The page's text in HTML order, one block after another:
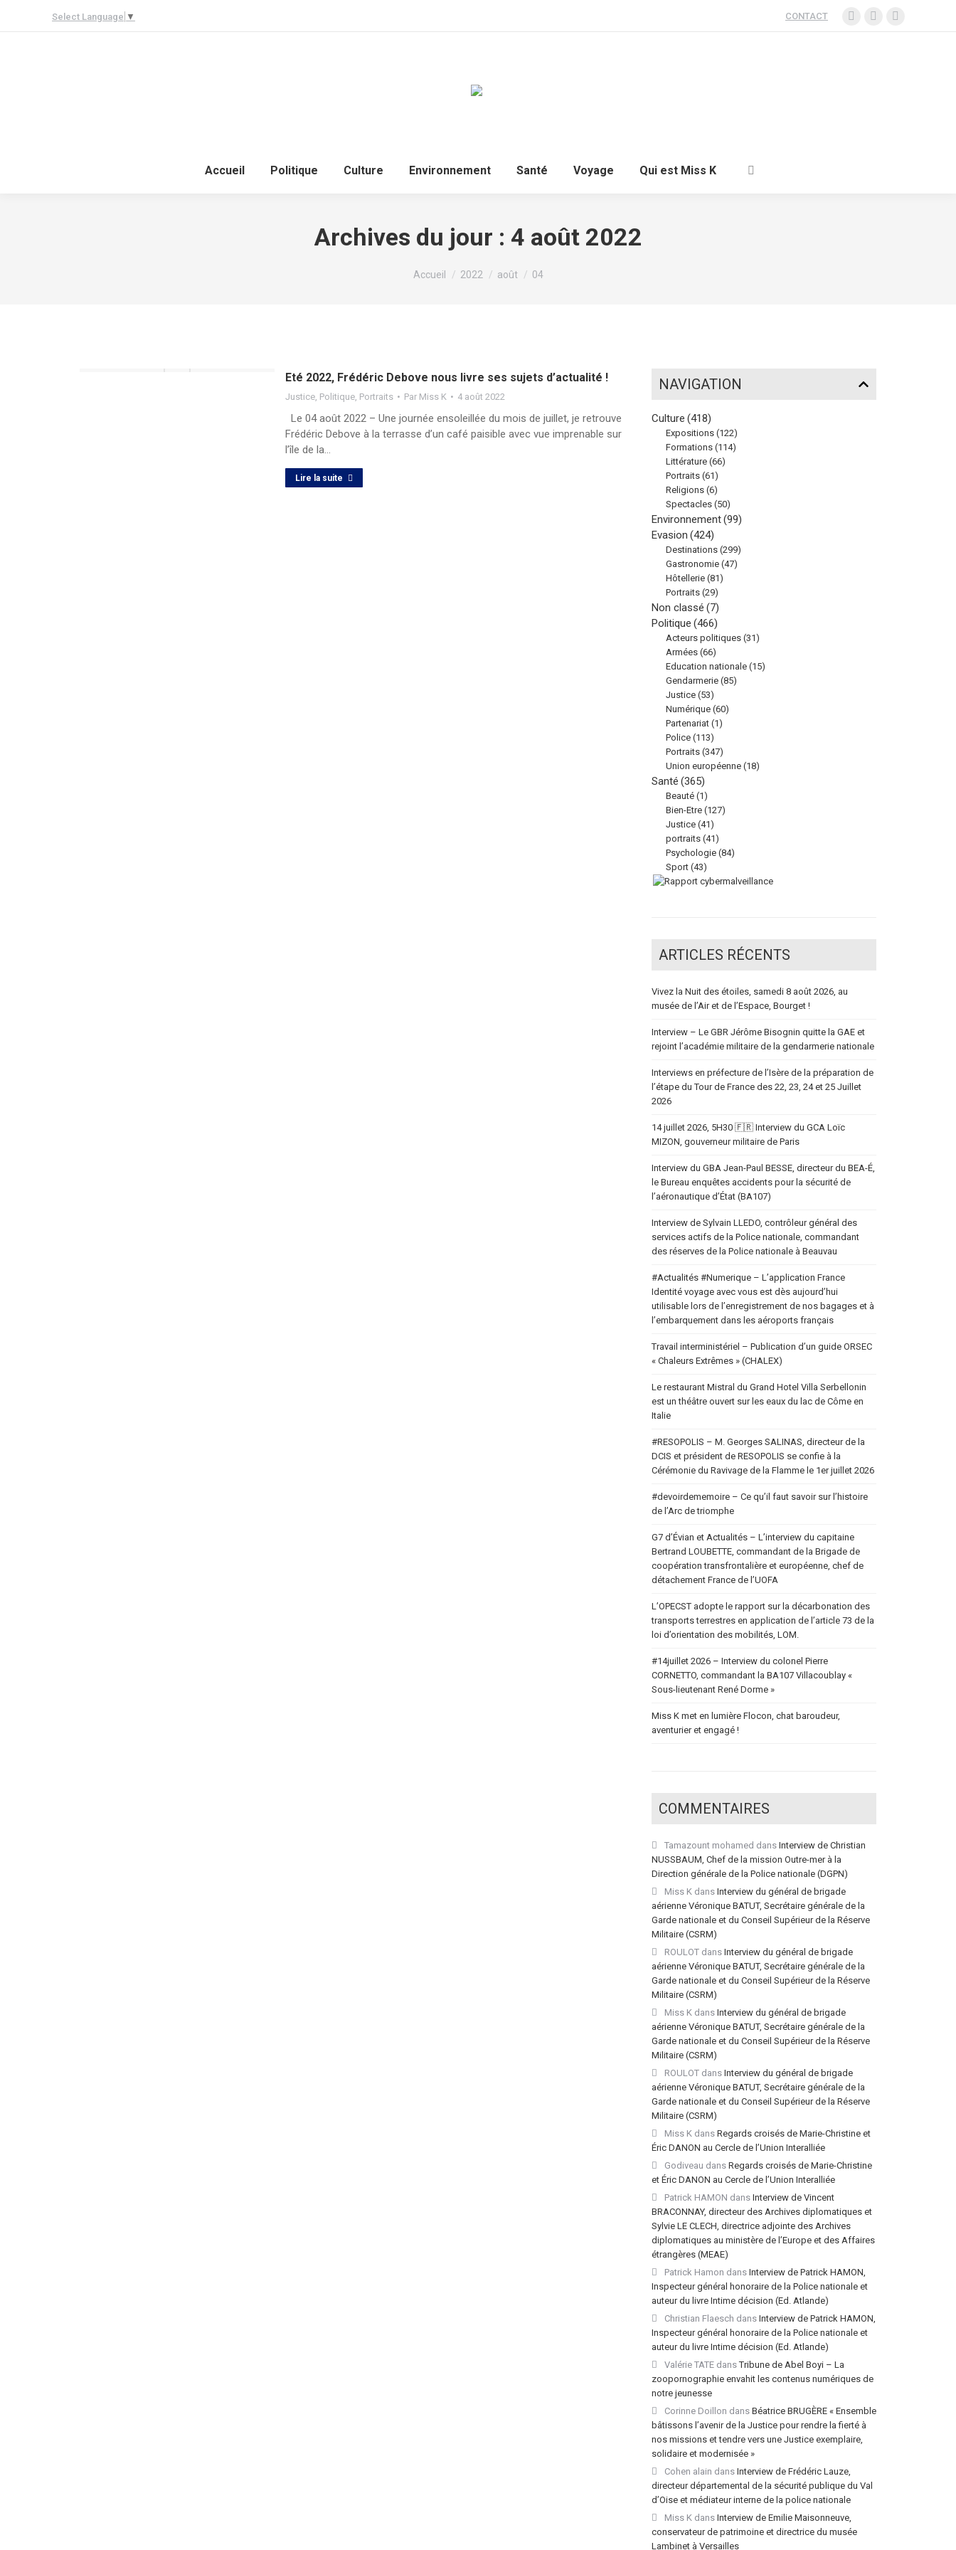
Select Language ▼ CONTACT
Accueil Politique Culture Environnement Santé Voyage Qui est Miss K
Archives du jour : 4 août 2022
Vous êtes ici :
Accueil 2022 août 04
Eté 2022, Frédéric Debove nous livre ses sujets d’actualité !
Justice, Politique, Portraits Par Miss K 4 août 2022
Le 04 août 2022 – Une journée ensoleillée du mois de juillet, je retrouve
Frédéric Debove à la terrasse d’un café paisible avec vue imprenable sur
l’île de la…
Lire la suite
NAVIGATION
Culture (418)
Expositions (122)
Formations (114)
Littérature (66)
Portraits (61)
Religions (6)
Spectacles (50)
Environnement(99)
Evasion (424)
Destinations (299)
Gastronomie (47)
Hôtellerie (81)
Portraits (29)
Non classé (7)
Politique (466)
Acteurs politiques (31)
Armées (66)
Education nationale (15)
Gendarmerie (85)
Justice (53)
Numérique (60)
Partenariat (1)
Police (113)
Portraits (347)
Union européenne (18)
Santé (365)
Beauté (1)
Bien-Etre (127)
Justice (41)
portraits (41)
Psychologie (84)
Sport (43)
ARTICLES RÉCENTS
Vivez la Nuit des étoiles, samedi 8 août 2026, au
musée de l’Air et de l’Espace, Bourget !
Interview – Le GBR Jérôme Bisognin quitte la GAE et
rejoint l’académie militaire de la gendarmerie nationale
Interviews en préfecture de l’Isère de la préparation de
l’étape du Tour de France des 22, 23, 24 et 25 Juillet
2026
14 juillet 2026, 5H30 🇫🇷 Interview du GCA Loïc
MIZON, gouverneur militaire de Paris
Interview du GBA Jean-Paul BESSE, directeur du BEA-É,
le Bureau enquêtes accidents pour la sécurité de
l’aéronautique d’État (BA107)
Interview de Sylvain LLEDO, contrôleur général des
services actifs de la Police nationale, commandant
des réserves de la Police nationale à Beauvau
#Actualités #Numerique – L’application France
Identité voyage avec vous est dès aujourd’hui
utilisable lors de l’enregistrement de nos bagages et à
l’embarquement dans les aéroports français
Travail interministériel – Publication d’un guide ORSEC
« Chaleurs Extrêmes » (CHALEX)
Le restaurant Mistral du Grand Hotel Villa Serbellonin
est un théâtre ouvert sur les eaux du lac de Côme en
Italie
#RESOPOLIS – M. Georges SALINAS, directeur de la
DCIS et président de RESOPOLIS se confie à la
Cérémonie du Ravivage de la Flamme le 1er juillet 2026
#devoirdememoire – Ce qu’il faut savoir sur l’histoire
de l’Arc de triomphe
G7 d’Évian et Actualités – L’interview du capitaine
Bertrand LOUBETTE, commandant de la Brigade de
coopération transfrontalière et européenne, chef de
détachement France de l’UOFA
L’OPECST adopte le rapport sur la décarbonation des
transports terrestres en application de l’article 73 de la
loi d’orientation des mobilités, LOM.
#14juillet 2026 – Interview du colonel Pierre
CORNETTO, commandant la BA107 Villacoublay «
Sous-lieutenant René Dorme »
Miss K met en lumière Flocon, chat baroudeur,
aventurier et engagé !
COMMENTAIRES
Tamazount mohamed dans Interview de Christian
NUSSBAUM, Chef de la mission Outre-mer à la
Direction générale de la Police nationale (DGPN)
Miss Kdans Interview du général de brigade
aérienne Véronique BATUT, Secrétaire générale de la
Garde nationale et du Conseil Supérieur de la Réserve
Militaire (CSRM)
ROULOTdans Interview du général de brigade
aérienne Véronique BATUT, Secrétaire générale de la
Garde nationale et du Conseil Supérieur de la Réserve
Militaire (CSRM)
Miss Kdans Interview du général de brigade
aérienne Véronique BATUT, Secrétaire générale de la
Garde nationale et du Conseil Supérieur de la Réserve
Militaire (CSRM)
ROULOTdans Interview du général de brigade
aérienne Véronique BATUT, Secrétaire générale de la
Garde nationale et du Conseil Supérieur de la Réserve
Militaire (CSRM)
Miss Kdans Regards croisés de Marie-Christine et
Éric DANON au Cercle de l’Union Interalliée
Godiveau dans Regards croisés de Marie-Christine
et Éric DANON au Cercle de l’Union Interalliée
Patrick HAMON dans Interview de Vincent
BRACONNAY, directeur des Archives diplomatiques et
Sylvie LE CLECH, directrice adjointe des Archives
diplomatiques au ministère de l’Europe et des Affaires
étrangères (MEAE)
Patrick Hamon dans Interview de Patrick HAMON,
Inspecteur général honoraire de la Police nationale et
auteur du livre Intime décision (Ed. Atlande)
Christian Flaesch dans Interview de Patrick HAMON,
Inspecteur général honoraire de la Police nationale et
auteur du livre Intime décision (Ed. Atlande)
Valérie TATEdansTribune de Abel Boyi – La
zoopornographie envahit les contenus numériques de
notre jeunesse
Corinne Doillon dans Béatrice BRUGÈRE « Ensemble
bâtissons l’avenir de la Justice pour rendre la fierté à
nos missions et tendre vers une Justice exemplaire,
solidaire et modernisée »
Cohen alain dans Interview de Frédéric Lauze,
directeur départemental de la sécurité publique du Val
d’Oise et médiateur interne de la police nationale
Miss Kdans Interview de Emilie Maisonneuve,
conservateur de patrimoine et directrice du musée
Lambinet à Versailles
Qui est Miss K